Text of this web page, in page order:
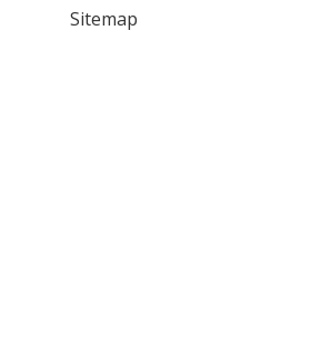
Sitemap